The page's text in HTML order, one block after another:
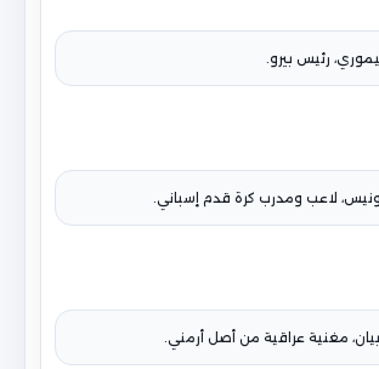
رئيس بيرو.
لاعب ومدرب كرة قدم إسباني.
مغنية عراقية من أصل أرمني.